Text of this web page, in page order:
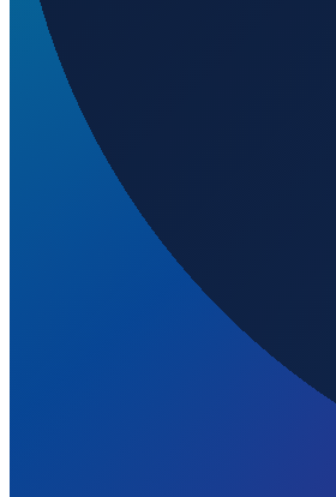
Los Angeles